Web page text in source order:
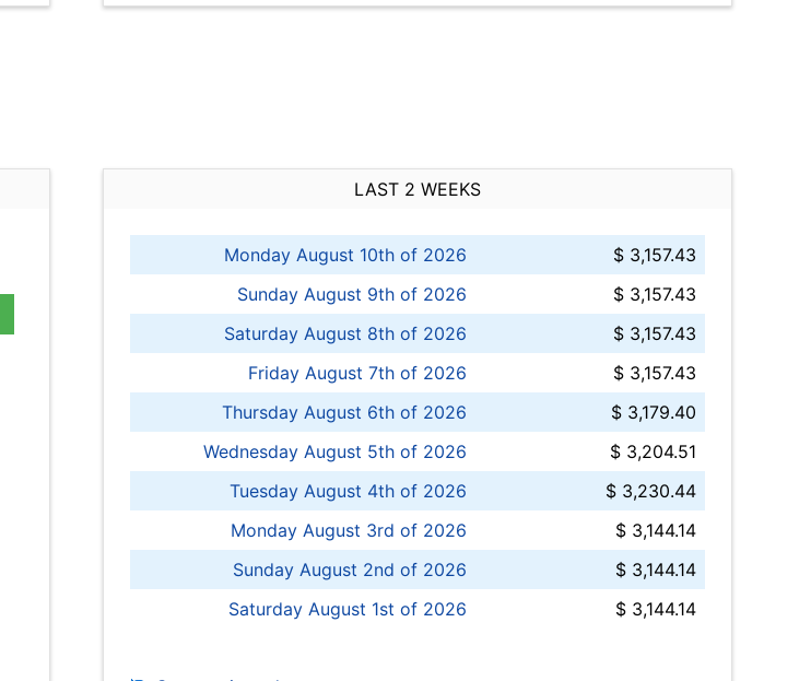
LAST 2 WEEKS
Monday August 10th of 2026
$ 3,157.43
Sunday August 9th of 2026
$ 3,157.43
Saturday August 8th of 2026
$ 3,157.43
Friday August 7th of 2026
$ 3,157.43
Thursday August 6th of 2026
$ 3,179.40
Wednesday August 5th of 2026
$ 3,204.51
Tuesday August 4th of 2026
$ 3,230.44
Monday August 3rd of 2026
$ 3,144.14
Sunday August 2nd of 2026
$ 3,144.14
Saturday August 1st of 2026
$ 3,144.14